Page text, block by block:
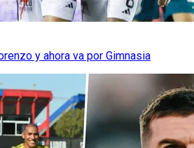
y ahora va por Gimnasia